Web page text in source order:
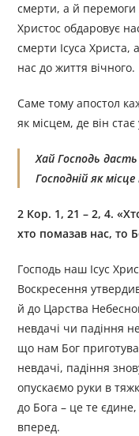
смерти, а й перемоги
Христос обдаровує
смерти Ісуса
нас до життя вічного.
Саме тому апостол
як місцем, де він
Хай Господь
Господній як
2 Кор. 1, 21 – 2, 4.
хто помазав нас, то
Господь наш Ісус
Воскресення
й до Царства
невдачі чи падіння
що нам Бог
невдачі, падіння
опускаємо руки в
до Бога – це те
вперед.